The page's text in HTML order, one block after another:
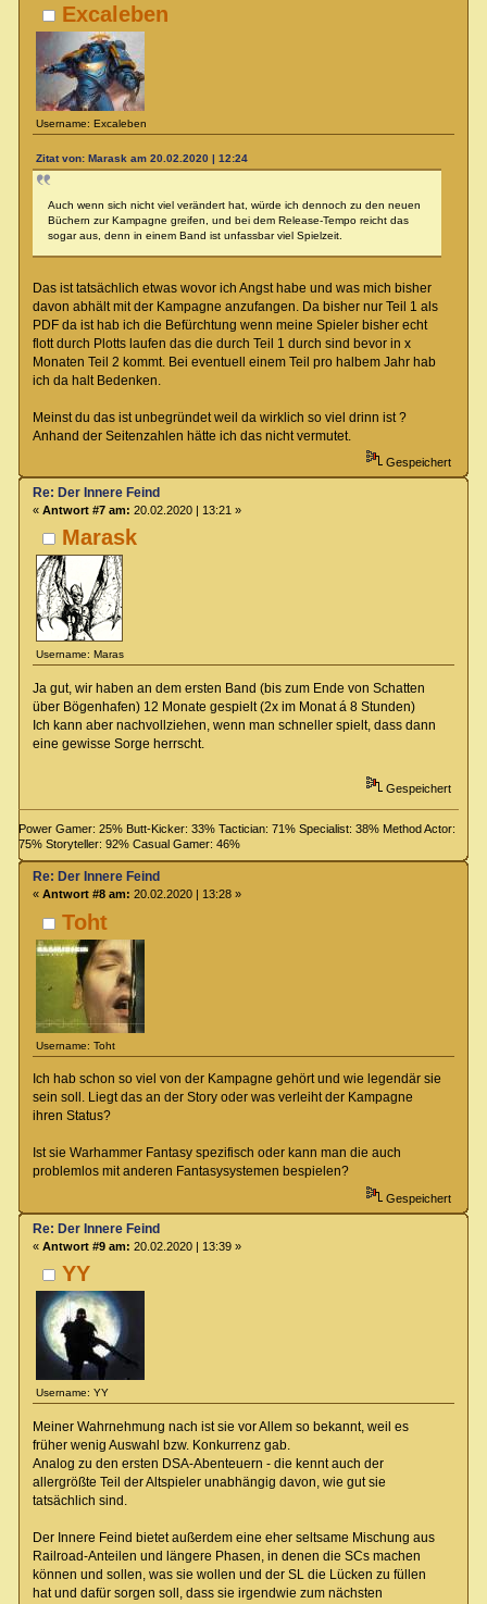
Excaleben
Username: Excaleben
Zitat von: Marask am 20.02.2020 | 12:24
Auch wenn sich nicht viel verändert hat, würde ich dennoch zu den neuen
Büchern zur Kampagne greifen, und bei dem Release-Tempo reicht das
sogar aus, denn in einem Band ist unfassbar viel Spielzeit.
Das ist tatsächlich etwas wovor ich Angst habe und was mich bisher
davon abhält mit der Kampagne anzufangen. Da bisher nur Teil 1 als
PDF da ist hab ich die Befürchtung wenn meine Spieler bisher echt
flott durch Plotts laufen das die durch Teil 1 durch sind bevor in x
Monaten Teil 2 kommt. Bei eventuell einem Teil pro halbem Jahr hab
ich da halt Bedenken.
Meinst du das ist unbegründet weil da wirklich so viel drinn ist ?
Anhand der Seitenzahlen hätte ich das nicht vermutet.
Gespeichert
Marask
Username: Maras
Re: Der Innere Feind
« Antwort #7 am: 20.02.2020 | 13:21 »
Ja gut, wir haben an dem ersten Band (bis zum Ende von Schatten
über Bögenhafen) 12 Monate gespielt (2x im Monat á 8 Stunden)
Ich kann aber nachvollziehen, wenn man schneller spielt, dass dann
eine gewisse Sorge herrscht.
Gespeichert
Power Gamer: 25% Butt-Kicker: 33% Tactician: 71% Specialist: 38% Method Actor:
75% Storyteller: 92% Casual Gamer: 46%
Toht
Username: Toht
Re: Der Innere Feind
« Antwort #8 am: 20.02.2020 | 13:28 »
Ich hab schon so viel von der Kampagne gehört und wie legendär sie
sein soll. Liegt das an der Story oder was verleiht der Kampagne
ihren Status?
Ist sie Warhammer Fantasy spezifisch oder kann man die auch
problemlos mit anderen Fantasysystemen bespielen?
Gespeichert
YY
Username: YY
Re: Der Innere Feind
« Antwort #9 am: 20.02.2020 | 13:39 »
Meiner Wahrnehmung nach ist sie vor Allem so bekannt, weil es
früher wenig Auswahl bzw. Konkurrenz gab.
Analog zu den ersten DSA-Abenteuern - die kennt auch der
allergrößte Teil der Altspieler unabhängig davon, wie gut sie
tatsächlich sind.
Der Innere Feind bietet außerdem eine eher seltsame Mischung aus
Railroad-Anteilen und längere Phasen, in denen die SCs machen
können und sollen, was sie wollen und der SL die Lücken zu füllen
hat und dafür sorgen soll, dass sie irgendwie zum nächsten